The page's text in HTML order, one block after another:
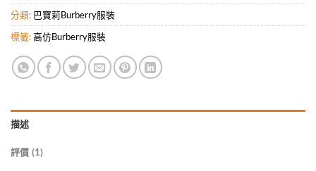
分類: 巴寶莉Burberry服裝
標籤:高仿Burberry服裝
描述
評價 (1)